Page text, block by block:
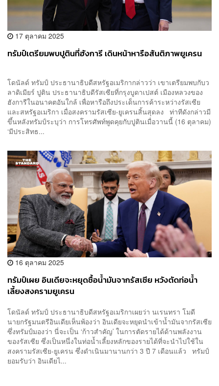
17 ตุลาคม 2025
ทรัมป์เตรียมพบปูตินที่ฮังการี เดินหน้าหารือสันติภาพยูเครน
โดนัลด์ ทรัมป์ ประธานาธิบดีสหรัฐอเมริกากล่าวว่า เขาเตรียมพบกับว
ลาดิเมียร์ ปูติน ประธานาธิบดีรัสเซียที่กรุงบูดาเปสต์ เมืองหลวงของ
ฮังการีในอนาคตอันใกล้ เพื่อหารือถึงประเด็นการค้าระหว่างรัสเซีย
และสหรัฐอเมริกา เมื่อสงครามรัสเซีย-ยูเครนสิ้นสุดลง ท่าทีดังกล่าวมี
ขึ้นหลังทรัมป์ระบุว่า การโทรศัพท์พูดคุยกับปูตินเมื่อวานนี้ (16 ตุลาคม)
‘มีประสิทธ...
16 ตุลาคม 2025
ทรัมป์เผย อินเดียจะหยุดซื้อน้ำมันจากรัสเซีย หวังตัดท่อน้ำ
เลี้ยงสงครามยูเครน
โดนัลด์ ทรัมป์ ประธานาธิบดีสหรัฐอเมริกาเผยว่า นเรนทรา โมดี
นายกรัฐมนตรีอินเดียเห็นพ้องว่า อินเดียจะหยุดนำเข้าน้ำมันจากรัสเซีย
ซึ่งทรัมป์มองว่า นี่จะเป็น ‘ก้าวสำคัญ’ ในการตัดรายได้ด้านพลังงาน
ของรัสเซีย ซึ่งเป็นหนึ่งในท่อน้ำเลี้ยงหลักของรายได้ที่จะนำไปใช้ใน
สงครามรัสเซีย-ยูเครน ซึ่งดำเนินมานานกว่า 3 ปี 7 เดือนแล้ว ทรัมป์
ยอมรับว่า อินเดียไ...